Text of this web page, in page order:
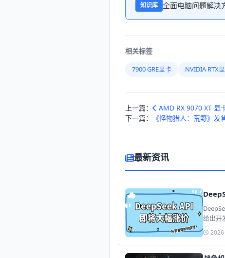
知识库 全面电脑问题解决
相关标签
7900 GRE显卡 NVIDIA RTX
上一篇：
AMD RX 9070 XT 显
下一篇：
《怪物猎人：荒野》
最新资讯
给出开